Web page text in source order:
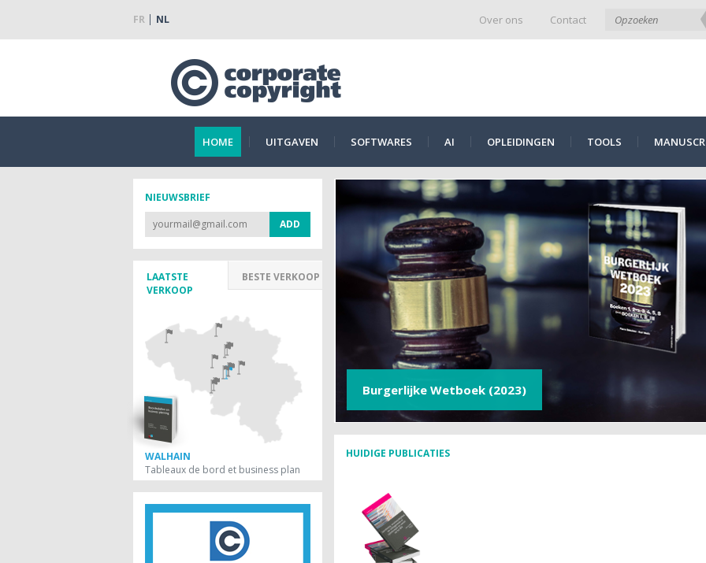
FR NL Over ons Contact
HOME UITGAVEN SOFTWARES AI OPLEIDINGEN TOOLS
NIEUWSBRIEF
LAATSTE
VERKOOP
BESTE VERKOOP
WALHAIN
Tableaux de bord et business plan
Burgerlijke Wetboek (2023)
HUIDIGE PUBLICATIES